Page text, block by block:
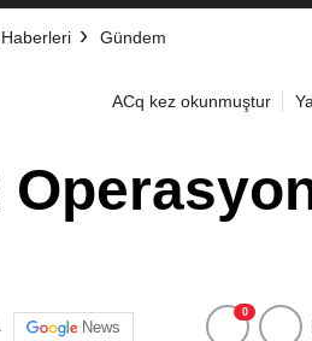
Gündem
ACq kez okunmuştur
News
0